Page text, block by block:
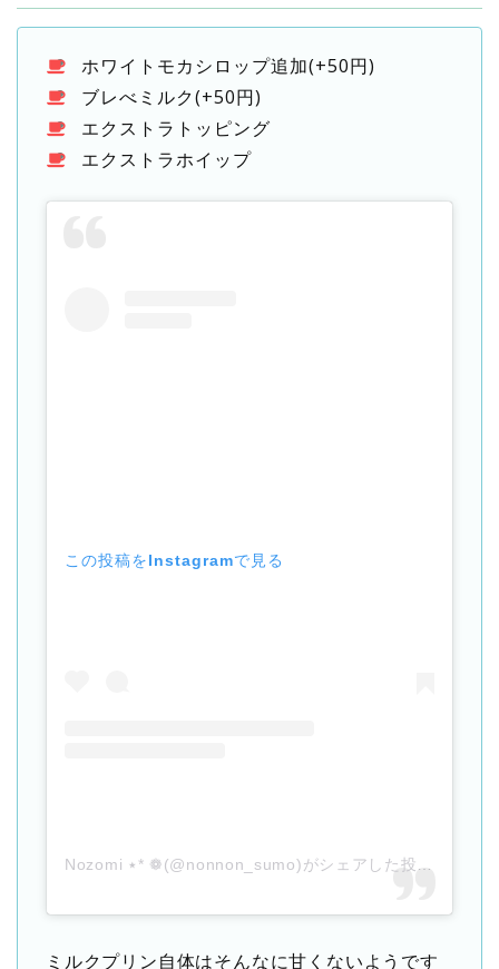
ホワイトモカシロップ追加(+50円)
ブレべミルク(+50円)
エクストラトッピング
エクストラホイップ
この投稿をInstagramで見る
ミルクプリン自体はそんなに甘くないようです